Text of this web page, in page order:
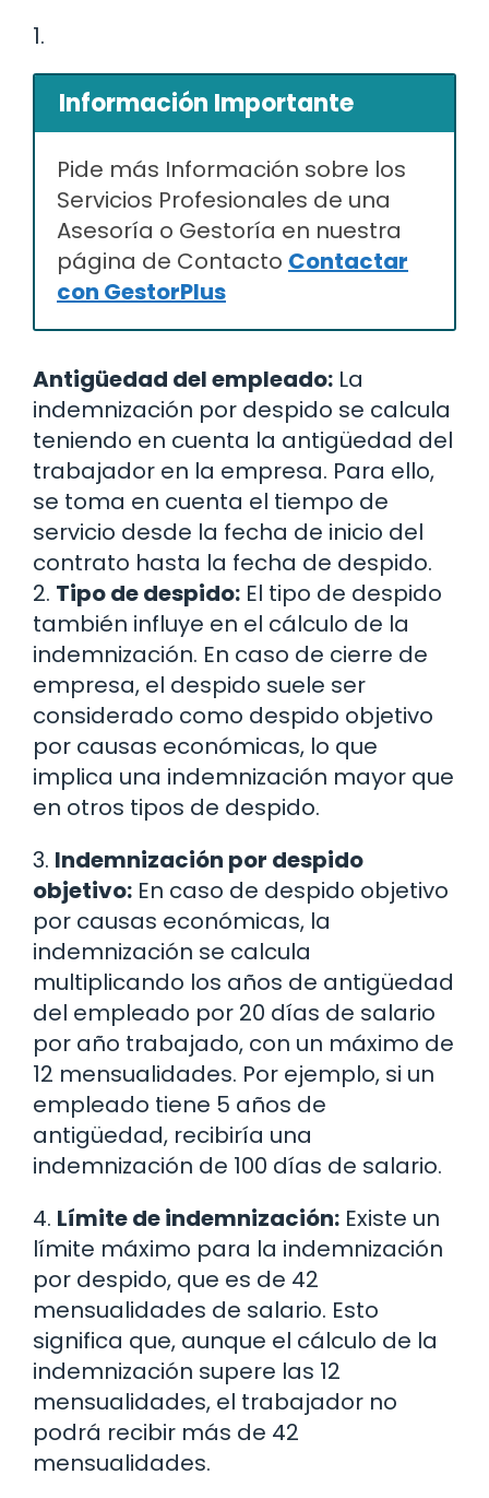
1.
Información Importante
Pide más Información sobre los
Servicios Profesionales de una
Asesoría o Gestoría en nuestra
página de Contacto Contactar
con GestorPlus
Antigüedad del empleado: La
indemnización por despido se calcula
teniendo en cuenta la antigüedad del
trabajador en la empresa. Para ello,
se toma en cuenta el tiempo de
servicio desde la fecha de inicio del
contrato hasta la fecha de despido.
2. Tipo de despido: El tipo de despido
también influye en el cálculo de la
indemnización. En caso de cierre de
empresa, el despido suele ser
considerado como despido objetivo
por causas económicas, lo que
implica una indemnización mayor que
en otros tipos de despido.
3. Indemnización por despido
objetivo: En caso de despido objetivo
por causas económicas, la
indemnización se calcula
multiplicando los años de antigüedad
del empleado por 20 días de salario
por año trabajado, con un máximo de
12 mensualidades. Por ejemplo, si un
empleado tiene 5 años de
antigüedad, recibiría una
indemnización de 100 días de salario.
4. Límite de indemnización: Existe un
límite máximo para la indemnización
por despido, que es de 42
mensualidades de salario. Esto
significa que, aunque el cálculo de la
indemnización supere las 12
mensualidades, el trabajador no
podrá recibir más de 42
mensualidades.